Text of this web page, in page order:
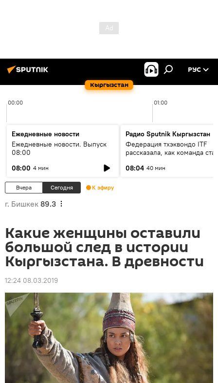
Кыргызстан
РУС
00:00 01:00
Ежедневные новости
Ежедневные новости. Выпуск
08:00
08:00 4 мин
Радио Sputnik Кыргызстан
Федерация тхэквондо ITF
рассказала, как команда
08:04 40 мин
Вчера Сегодня К эфиру
г. Бишкек 89.3
Какие женщины оставили
большой след в истории
Кыргызстана. В древности
12:24 08.03.2019